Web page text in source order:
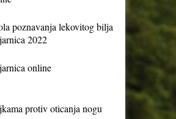
poznavanja lekovitog bilja
2022
online
protiv oticanja nogu